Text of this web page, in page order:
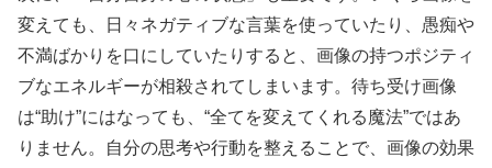
変えても、日々ネガティブな言葉を使っていたり、愚痴や
不満ばかりを口にしていたりすると、画像の持つポジティ
ブなエネルギーが相殺されてしまいます。待ち受け画像
は“助け”にはなっても、“全てを変えてくれる魔法”ではあ
りません。自分の思考や行動を整えることで、画像の効果